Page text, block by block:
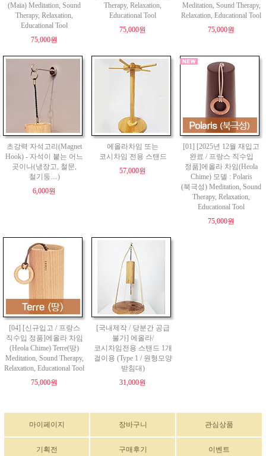
(Maïa) Meditation, Sound
Therapy, Relaxation,
Educational Tool
75,000원
Therapy, Relaxation,
Educational Tool
75,000원
Meditation, Sound Therapy,
Relaxation, Educational Tool
75,000원
초강력 자석고리(Magnet
Hook) - 자석이 붙는 어느
곳이나(냉장고, 철문,
철기둥....)
6,000원
에올라차임 또는
코시차임 전용 스탠드
57,000원
[01] [2025년 12월 재입고
완료 / 프랑스 직수입
정품]에올라 차임(Heola
Chime) 모델 : Polaris
(북극성) Meditation, Sound
Therapy, Relaxation,
Educational Tool
75,000원
[04] [신규입고 / 프랑스
직수입 정품]에올라 차임
(Heola Chime) Terre(땅)
Meditation, Sound Therapy,
Relaxation, Educational Tool
75,000원
[국내제작 / 당분간 공급
불가] 에올라/
코시차임전용 스탠드 1개
걸이용 (Type 1 / 원형모양
받침대)
31,000원
마이페이지 장바구니 관심상품
기획전 구매후기 이벤트